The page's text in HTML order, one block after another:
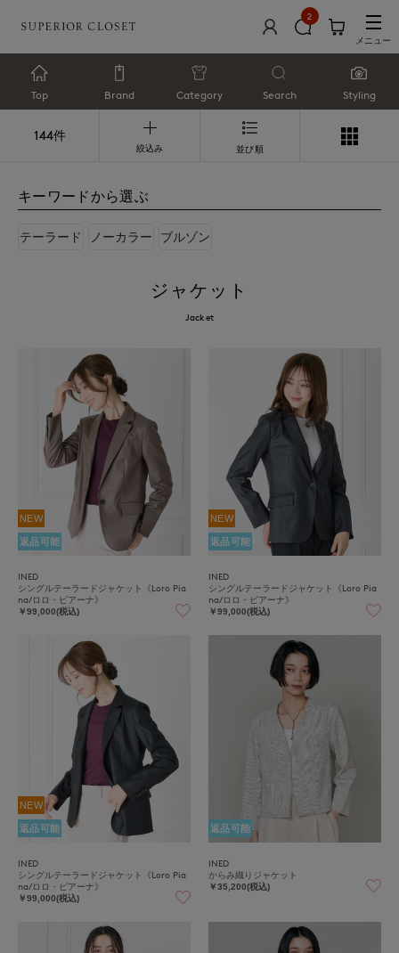
2
メニュー
Top Brand Category Search Styling
144件
絞込み 並び順
キーワードから選ぶ
テーラード ノーカラー ブルゾン
ジャケット
Jacket
NEW
返品可能
INED
シングルテーラードジャケット《Loro Pia
na/ロロ・ピアーナ》
￥99,000(税込)
NEW
返品可能
INED
シングルテーラードジャケット《Loro Pia
na/ロロ・ピアーナ》
￥99,000(税込)
NEW
返品可能
INED
シングルテーラードジャケット《Loro Pia
na/ロロ・ピアーナ》
￥99,000(税込)
返品可能
INED
からみ織りジャケット
￥35,200(税込)